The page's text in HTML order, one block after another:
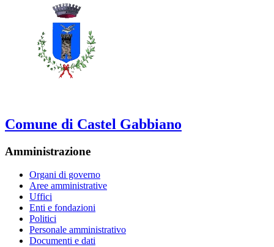
Comune di Castel Gabbiano
Amministrazione
Organi di governo
Aree amministrative
Uffici
Enti e fondazioni
Politici
Personale amministrativo
Documenti e dati